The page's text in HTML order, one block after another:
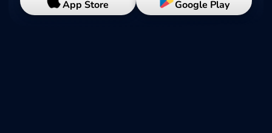
App Store Google Play